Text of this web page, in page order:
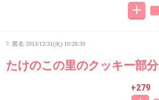
7. 匿名 2013/12/31(火) 10:28:39
たけのこの里のクッキー部
+279